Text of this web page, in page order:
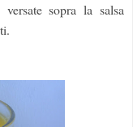
sopra la salsa